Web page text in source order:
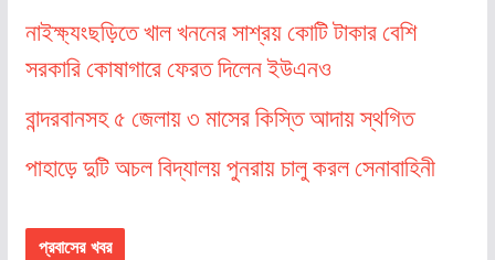
নাইক্ষ্যংছড়িতে খাল খননের সাশ্রয় কোটি টাকার বেশি
সরকারি কোষাগারে ফেরত দিলেন ইউএনও
বান্দরবানসহ ৫ জেলায় ৩ মাসের কিস্তি আদায় স্থগিত
পাহাড়ে দুটি অচল বিদ্যালয় পুনরায় চালু করল সেনাবাহিনী
প্রবাসের খবর